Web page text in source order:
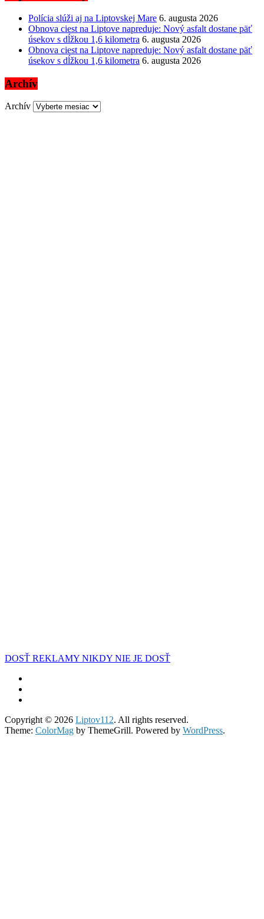
Polícia slúži aj na Liptovskej Mare 6. augusta 2026
Obnova ciest na Liptove napreduje: Nový asfalt dostane päť
úsekov s dĺžkou 1,6 kilometra 6. augusta 2026
Obnova ciest na Liptove napreduje: Nový asfalt dostane päť
úsekov s dĺžkou 1,6 kilometra 6. augusta 2026
Archív
Archív
DOSŤ REKLAMY NIKDY NIE JE DOSŤ
Copyright © 2026 Liptov112. All rights reserved.
Theme: ColorMag by ThemeGrill. Powered by WordPress.